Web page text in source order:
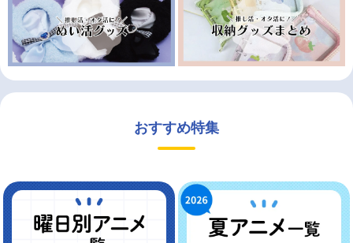
おすすめ特集